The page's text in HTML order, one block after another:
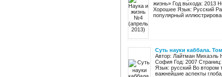
жизнь» Год выхода: 2013
Хорошее Язык: Русский
популярный
Суть науки каббала.
Автор: Лайтман Михаэль
София Год: 2007
Язык: русский Во втором
важнейшие аспекты